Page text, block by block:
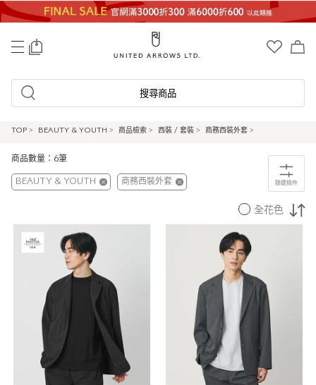
搜尋商品
TOP > BEAUTY & YOUTH > 商品檢索 > 西裝 / 套裝 > 商務西裝外套 >
商品數量：6筆
篩選條件
BEAUTY & YOUTH 商務西裝外套
全花色